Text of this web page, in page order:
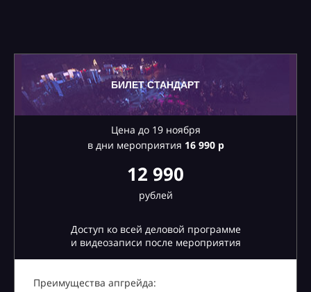
БИЛЕТ СТАНДАРТ
Цена до 19 ноября
в дни мероприятия 16990 р
12 990
рублей
Доступ ко всей деловой программе
и видеозаписи после мероприятия
Преимущества апгрейда: